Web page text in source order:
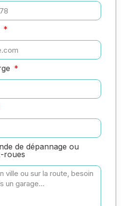
de dépannage ou
roues